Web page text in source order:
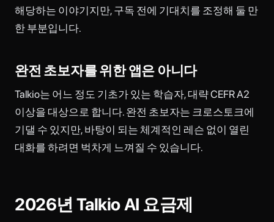
해당하는 이야기지만, 구독 전에 기대치를 조정해 둘 만
한 부분입니다.
완전 초보자를 위한 앱은 아니다
Talkio는 어느 정도 기초가 있는 학습자, 대략 CEFR A2
이상을 대상으로 합니다. 완전 초보자는 크로스토크에
기댈 수 있지만, 바탕이 되는 체계적인 레슨 없이 열린
대화를 하려면 벅차게 느껴질 수 있습니다.
2026년 Talkio AI 요금제